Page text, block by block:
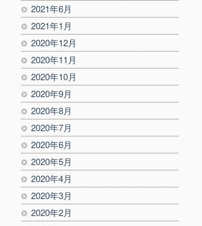
2021年6月
2021年1月
2020年12月
2020年11月
2020年10月
2020年9月
2020年8月
2020年7月
2020年6月
2020年5月
2020年4月
2020年3月
2020年2月